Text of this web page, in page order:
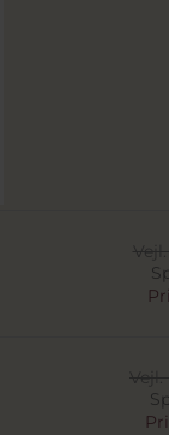
Vejl.